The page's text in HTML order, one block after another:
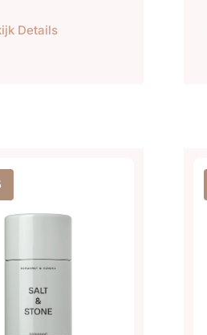
Details